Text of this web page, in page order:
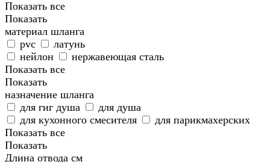
Показать все
Показать
материал шланга
pvc
латунь
нейлон
нержавеющая сталь
Показать все
Показать
назначение шланга
для гиг душа
для душа
для кухонного смесителя
для парикмахерских
Показать все
Показать
Длина отвода см